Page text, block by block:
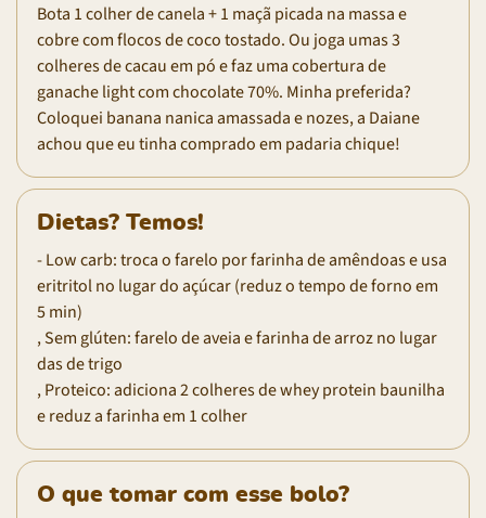
Bota 1 colher de canela + 1 maçã picada na massa e
cobre com flocos de coco tostado. Ou joga umas 3
colheres de cacau em pó e faz uma cobertura de
ganache light com chocolate 70%. Minha preferida?
Coloquei banana nanica amassada e nozes, a Daiane
achou que eu tinha comprado em padaria chique!
Dietas? Temos!
- Low carb: troca o farelo por farinha de amêndoas e usa
eritritol no lugar do açúcar (reduz o tempo de forno em
5 min)
, Sem glúten: farelo de aveia e farinha de arroz no lugar
das de trigo
, Proteico: adiciona 2 colheres de whey protein baunilha
e reduz a farinha em 1 colher
O que tomar com esse bolo?